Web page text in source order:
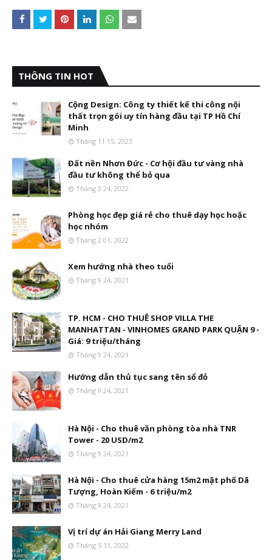
THÔNG TIN HOT
Cộng Design: Công ty thiết kế thi công nội
thất trọn gói uy tín hàng đầu tại TP Hồ Chí
Minh
Tháng 11 15, 2023
Đất nền Nhơn Đức - Cơ hội đầu tư vàng nhà
đầu tư không thể bỏ qua
Tháng 3 24, 2022
Phòng học đẹp giá rẻ cho thuê dạy học hoặc
học nhóm
Tháng 2 01, 2022
Xem hướng nhà theo tuổi
Tháng 9 24, 2021
TP. HCM - CHO THUÊ SHOP VILLA THE
MANHATTAN - VINHOMES GRAND PARK QUẬN 9 -
Giá: 9 triệu/tháng
Tháng 9 24, 2021
Hướng dẫn thủ tục sang tên sổ đỏ
Tháng 9 24, 2021
Hà Nội - Cho thuê văn phòng tòa nhà TNR
Tower - 20 USD/m2
Tháng 9 24, 2021
Hà Nội - Cho thuê cửa hàng 15m2 mặt phố Dã
Tượng, Hoàn Kiếm - 6 triệu/m2
Tháng 9 24, 2021
Vị trí dự án Hải Giang Merry Land
Tháng 5 11, 2022